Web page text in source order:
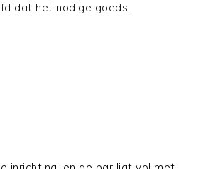
dat het nodige goeds.